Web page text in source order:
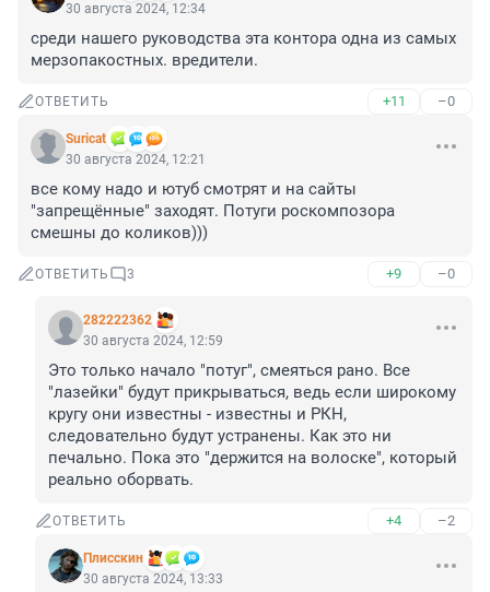
30 августа 2024, 12:34
среди нашего руководства эта контора одна из самых
мерзопакостных. вредители.
ОТВЕТИТЬ +11 –0
Suricat
30 августа 2024, 12:21
все кому надо и ютуб смотрят и на сайты
"запрещённые" заходят. Потуги роскомпозора
смешны до коликов)))
ОТВЕТИТЬ 3 +9 –0
282222362
30 августа 2024, 12:59
Это только начало "потуг", смеяться рано. Все
"лазейки" будут прикрываться, ведь если широкому
кругу они известны - известны и РКН,
следовательно будут устранены. Как это ни
печально. Пока это "держится на волоске", который
реально оборвать.
ОТВЕТИТЬ +4 –2
Плисскин
30 августа 2024, 13:33